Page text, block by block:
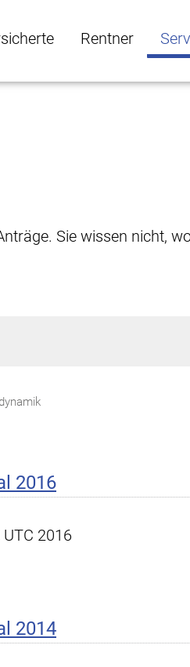
Rentner
Sie wissen nicht,
2016
2016
2014